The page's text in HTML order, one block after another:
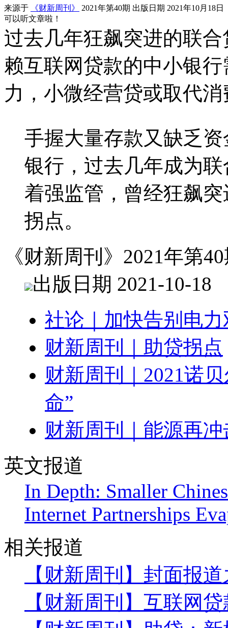
来源于 《财新周刊》
2021年第40期 出版日期 2021年10月18日
可以听文章啦！
过去几年狂飙突进的联
赖互联网贷款的中小银
力，小微经营贷或取代
手握大量存款又缺乏
银行，过去几年成为
着强监管，曾经狂飙
拐点。
《财新周刊》2021年第
出版日期 2021-10-18
社论｜加快告别电
财新周刊｜助贷拐点
财新周刊｜2021诺
命”
财新周刊｜能源再冲
英文报道
In Depth: Smaller
Internet Partnerships
相关报道
【财新周刊】封面报
【财新周刊】互联网